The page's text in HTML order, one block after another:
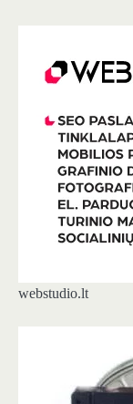
webstudio.lt